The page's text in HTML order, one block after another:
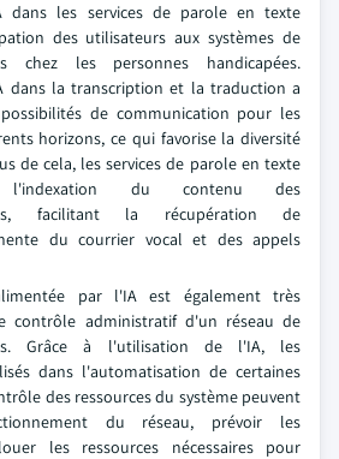
dans les services de parole en texte
des utilisateurs aux systèmes de
chez les personnes handicapées.
dans la transcription et la traduction a
de communication pour les
horizons, ce qui favorise la diversité
de cela, les services de parole en texte
du contenu des
facilitant la récupération de
du courrier vocal et des appels
par l'IA est également très
contrôle administratif d'un réseau de
Grâce à l'utilisation de l'IA, les
dans l'automatisation de certaines
des ressources du système peuvent
du réseau, prévoir les
les ressources nécessaires pour